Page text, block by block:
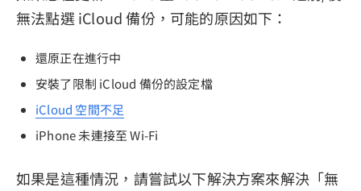
無法點選 iCloud 備份，可能的原因如下：
還原正在進行中
安裝了限制 iCloud 備份的設定檔
iCloud 空間不足
iPhone 未連接至 Wi-Fi
如果是這種情況，請嘗試以下解決方案來解決「無